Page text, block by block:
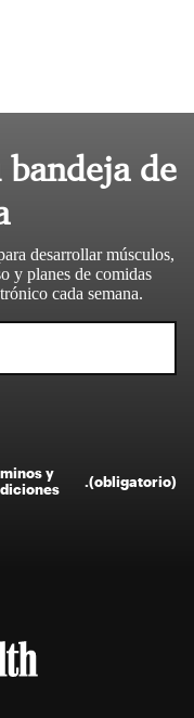
de
desarrollar músculos,
y planes de comidas
cada semana.
y
(obligatorio)